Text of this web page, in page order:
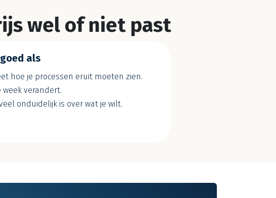
wel of niet past
als
hoe je processen eruit moeten zien.
week verandert.
onduidelijk is over wat je wilt.